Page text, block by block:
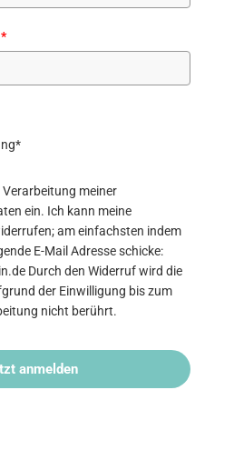
*
meiner
ein. Ich kann meine
am einfachsten indem
E-Mail Adresse schicke:
Durch den Widerruf wird die
der Einwilligung bis zum
nicht berührt.
anmelden